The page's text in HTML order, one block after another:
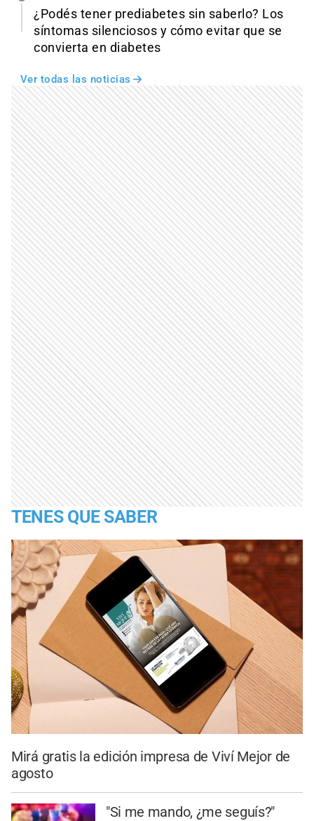
¿Podés tener prediabetes sin saberlo? Los
síntomas silenciosos y cómo evitar que se
convierta en diabetes
Ver todas las noticias
TENES QUE SABER
Mirá gratis la edición impresa de Viví Mejor de
agosto
"Si me mando, ¿me seguís?"